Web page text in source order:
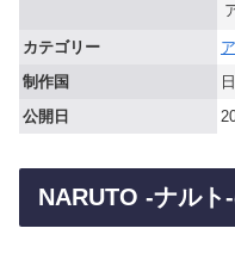
カテゴリー
制作国
公開日
NARUTO -ナルト